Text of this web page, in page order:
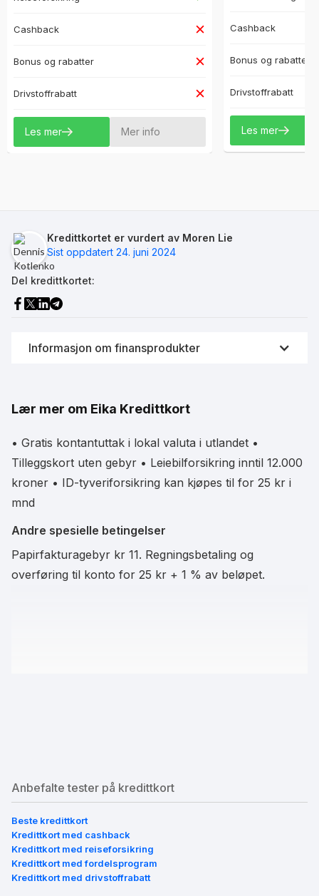
Cashback
Bonus og rabatter
Drivstoffrabatt
Les mer Mer info
Cashback
Bonus og rabatter
Drivstoffrabatt
Les mer
Kredittkortet er vurdert av Moren Lie
Sist oppdatert 24. juni 2024
Del kredittkortet:
Informasjon om finansprodukter
Derfor samarbeider Fornye.no sammen med
data fra bankene. På denne måten vil du alltid se
Lær mer om Eika Kredittkort
• Gratis kontantuttak i lokal valuta i utlandet •
Tilleggskort uten gebyr • Leiebilforsikring inntil 12.000
kroner • ID-tyveriforsikring kan kjøpes til for 25 kr i
mnd
Andre spesielle betingelser
Papirfakturagebyr kr 11. Regningsbetaling og
overføring til konto for 25 kr + 1 % av beløpet.
Anbefalte tester på kredittkort
Beste kredittkort
Kredittkort med cashback
Kredittkort med reiseforsikring
Kredittkort med fordelsprogram
Kredittkort med drivstoffrabatt